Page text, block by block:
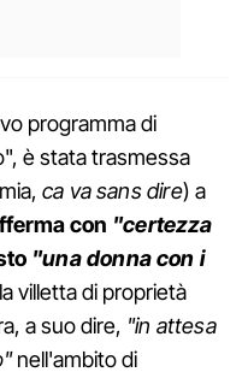
programma di
è stata trasmessa
ca va sans dire) a
con "certezza
"una donna con i
villetta di proprietà
a suo dire, "in attesa
nell'ambito di